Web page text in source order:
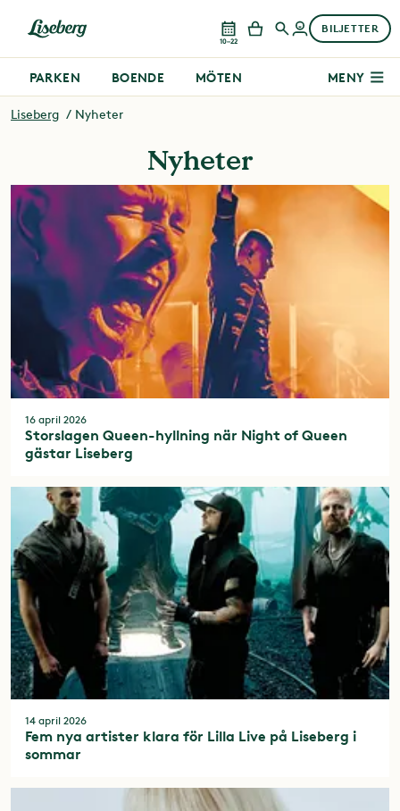
10–22
BILJETTER
PARKEN BOENDE MÖTEN MENY
Liseberg Nyheter
Nyheter
16 april 2026
Storslagen Queen-hyllning när Night of Queen
gästar Liseberg
14 april 2026
Fem nya artister klara för Lilla Live på Liseberg i
sommar